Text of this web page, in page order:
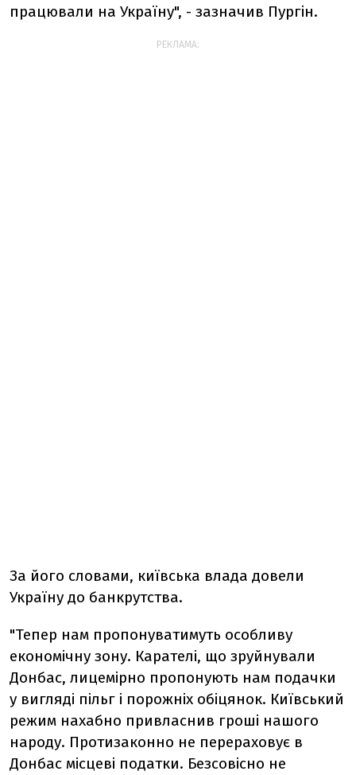
працювали на Україну", - зазначив Пургін.
РЕКЛАМА:
За його словами, київська влада довели
Україну до банкрутства.
"Тепер нам пропонуватимуть особливу
економічну зону. Карателі, що зруйнували
Донбас, лицемірно пропонують нам подачки
у вигляді пільг і порожніх обіцянок. Київський
режим нахабно привласнив гроші нашого
народу. Протизаконно не перераховує в
Донбас місцеві податки. Безсовісно не